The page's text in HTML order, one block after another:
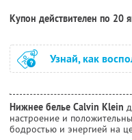
Купон действителен по 20
Узнай, как
Нижнее белье Calvin Klein
настроение и
бодростью и энергией на